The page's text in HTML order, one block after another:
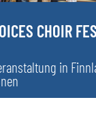
CHOIR
in